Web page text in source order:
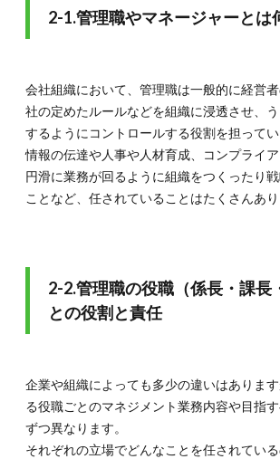
5.こ
職の
サバ
ル術
5.1.
5-1.メ
ンタル
下の健
康を守
る
ャリア
クマネ
ジメン
ト：ス
2-1.管理職やマネージャーとは
会社組織において、管理職は一般的に経営
社の定めたルールなどを組織に浸透させ、
するようにコントロールする役割を担ってい
情報の伝達や人事や人材育成、コンプライア
円滑に業務が回るように組織をつくったり
ことなど、任されていることはたくさんあり
2-2.管理職の役職（係長・課長
との役割と責任
企業や組織によっても多少の違いはありま
る役職ごとのマネジメント業務内容や目指
ずつ異なります。
それぞれの立場でどんなことを任されてい